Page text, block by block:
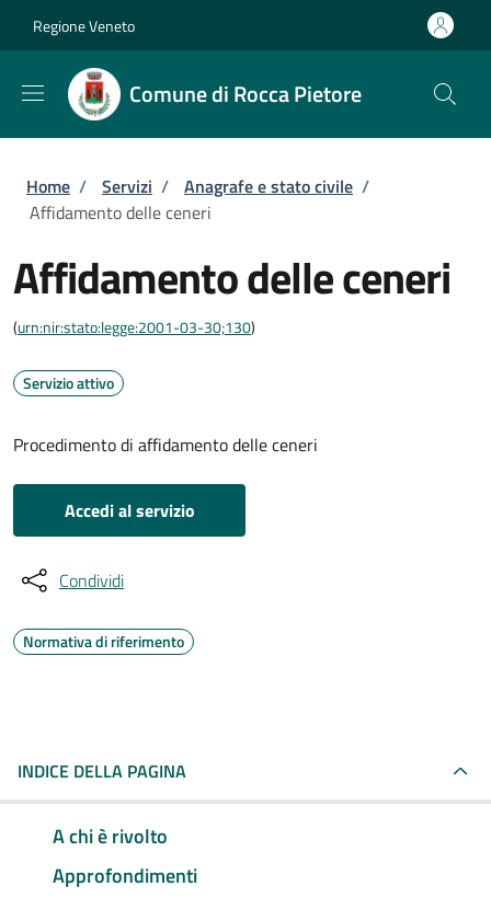
Regione Veneto
Comune di Rocca Pietore
Briciole di pane
Home / Servizi / Anagrafe e stato civile /
Affidamento delle ceneri
Affidamento delle ceneri
(urn:nir:stato:legge:2001-03-30;130)
Servizio attivo
Procedimento di affidamento delle ceneri
Accedi al servizio
Condividi
Normativa di riferimento
INDICE DELLA PAGINA
A chi è rivolto
Approfondimenti